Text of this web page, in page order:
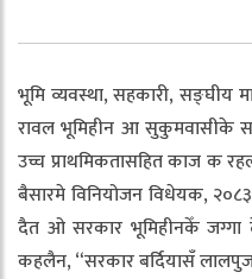
भूमि व्यवस्था, सहकारी, सङ्घीय
रावल भूमिहीन आ सुकुमवासीके
उच्च प्राथमिकतासहित काज क
बैसारमे विनियोजन विधेयक,
दैत ओ सरकार भूमिहीनकेँ
कहलैन, “सरकार बर्दियासँ